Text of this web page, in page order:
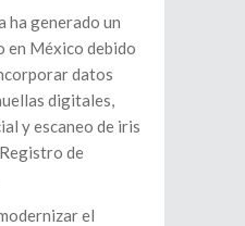
ha generado un
en México debido
datos
digitales,
y escaneo de iris
de
el